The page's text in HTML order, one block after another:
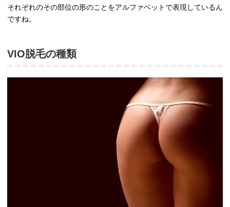
それぞれのその部位の形のことをアルファベットで表現しているん
ですね。
VIO脱毛の種類